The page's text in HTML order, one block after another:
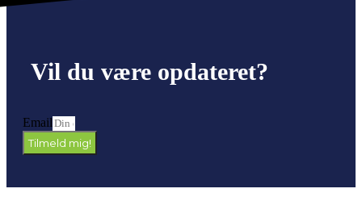
Vil du være opdateret?
Email
Tilmeld mig!